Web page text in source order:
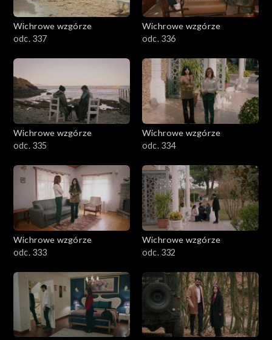
Wichrowe wzgórze
odc. 337
Wichrowe wzgórze
odc. 336
Wichrowe wzgórze
odc. 335
Wichrowe wzgórze
odc. 334
Wichrowe wzgórze
odc. 333
Wichrowe wzgórze
odc. 332